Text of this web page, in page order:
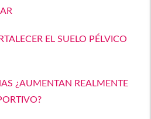
EL SUELO PÉLVICO
¿AUMENTAN REALMENTE